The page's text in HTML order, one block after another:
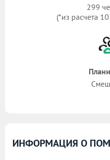
299
(*из расчета
ИНФОРМАЦИЯ О